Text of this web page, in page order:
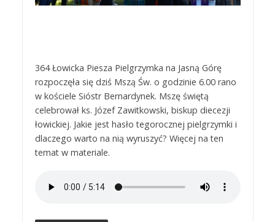
364 Łowicka Piesza Pielgrzymka na Jasną Górę
rozpoczęła się dziś Mszą Św. o godzinie 6.00 rano
w kościele Sióstr Bernardynek. Mszę świętą
celebrował ks. Józef Zawitkowski, biskup diecezji
łowickiej. Jakie jest hasło tegorocznej pielgrzymki i
dlaczego warto na nią wyruszyć? Więcej na ten
temat w materiale.